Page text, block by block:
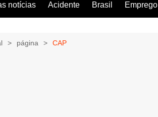
notícias Acidente Brasil Emprego
página CAP